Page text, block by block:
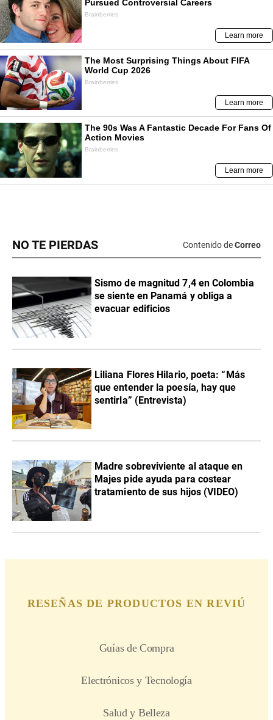
NO TE PIERDAS Contenido deCorreo
Sismo de magnitud 7,4 en Colombia
se siente en Panamá y obliga a
evacuar edificios
Liliana Flores Hilario, poeta: “Más
que entender la poesía, hay que
sentirla” (Entrevista)
Madre sobreviviente al ataque en
Majes pide ayuda para costear
tratamiento de sus hijos (VIDEO)